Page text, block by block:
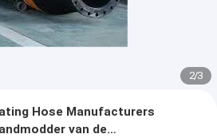
2/3
Hose Manufacturers
van de